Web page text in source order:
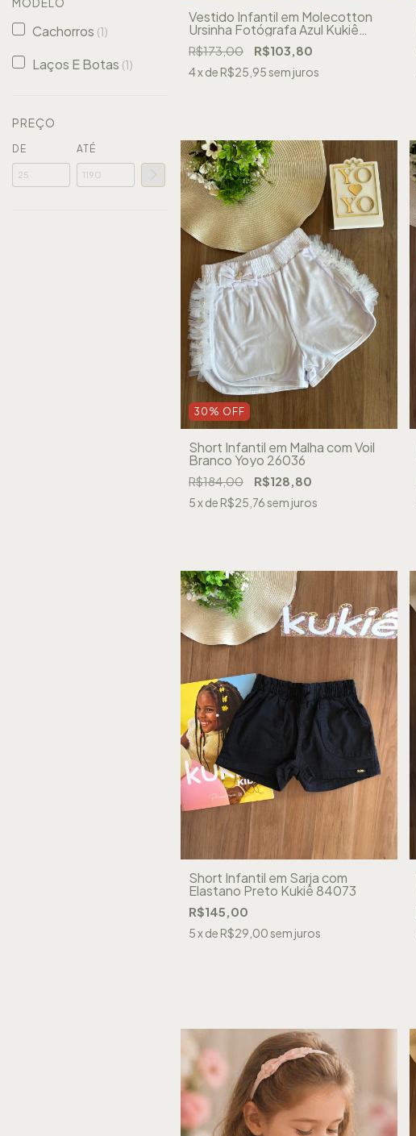
Cachorros (1)
Laços E Botas (1)
PREÇO
DE ATÉ
Vestido Infantil em Molecotton
Ursinha Fotógrafa Azul Kukiê
87650
R$173,00 R$103,80
4x de R$25,95sem juros
30 % OFF
Short Infantil em Malha com Voil
Branco Yoyo 26036
R$184,00 R$128,80
5x de R$25,76sem juros
Short Infantil em Sarja com
Elastano Preto Kukiê 84073
R$145,00
5x de R$29,00sem juros